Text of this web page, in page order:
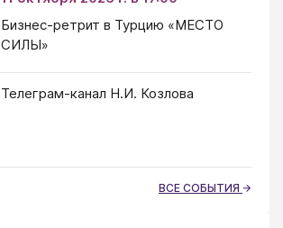
Бизнес-ретрит в Турцию «МЕСТО
СИЛЫ»
Телеграм-канал Н.И. Козлова
ВСЕ СОБЫТИЯ